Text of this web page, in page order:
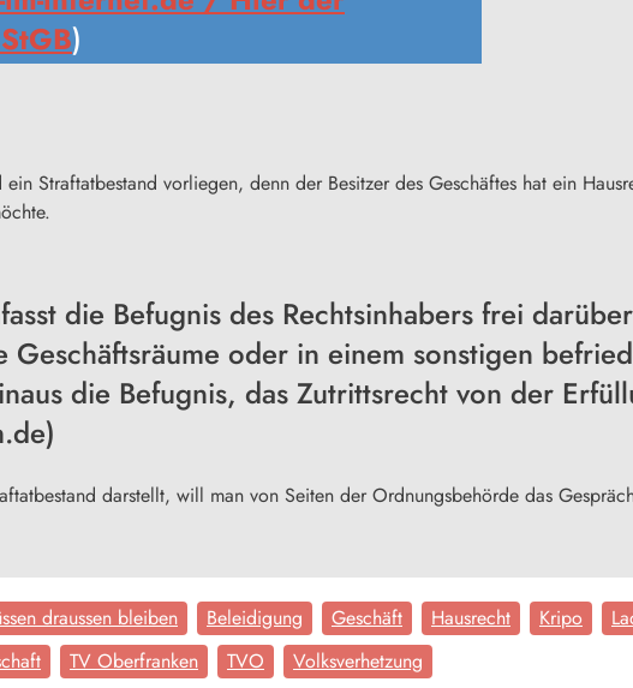
)
ein Straftatbestand vorliegen, denn der Besitzer des Geschäftes hat ein
die Befugnis des Rechtsinhabers frei
Geschäftsräume oder in einem sonstigen
die Befugnis, das Zutrittsrecht von der
darstellt, will man von Seiten der Ordnungsbehörde das
draussen bleiben Beleidigung Geschäft Hausrecht Kripo
TV Oberfranken TVO Volksverhetzung